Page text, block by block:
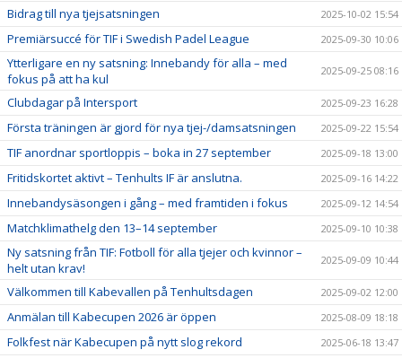
Bidrag till nya tjejsatsningen 2025-10-02 15:54
Premiärsuccé för TIF i Swedish Padel League 2025-09-30 10:06
Ytterligare en ny satsning: Innebandy för alla – med
fokus på att ha kul
2025-09-25 08:16
Clubdagar på Intersport 2025-09-23 16:28
Första träningen är gjord för nya tjej-/damsatsningen 2025-09-22 15:54
TIF anordnar sportloppis – boka in 27 september 2025-09-18 13:00
Fritidskortet aktivt – Tenhults IF är anslutna. 2025-09-16 14:22
Innebandysäsongen i gång – med framtiden i fokus 2025-09-12 14:54
Matchklimathelg den 13–14 september 2025-09-10 10:38
Ny satsning från TIF: Fotboll för alla tjejer och kvinnor –
helt utan krav!
2025-09-09 10:44
Välkommen till Kabevallen på Tenhultsdagen 2025-09-02 12:00
Anmälan till Kabecupen 2026 är öppen 2025-08-09 18:18
Folkfest när Kabecupen på nytt slog rekord 2025-06-18 13:47